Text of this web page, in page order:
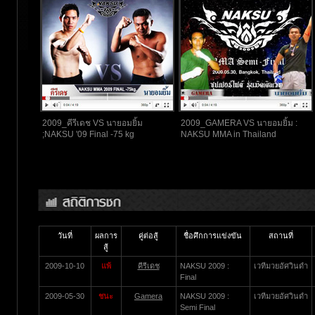
2009_คีรีเดช VS นายอมยิ้ม
;NAKSU '09 Final -75 kg
2009_GAMERA VS นายอมยิ้ม :
NAKSU MMA in Thailand
วันที่
ผลการ
สู้
คู่ต่อสู้ ชื่อศึกการแข่งขัน สถานที่
2009-10-10 แพ้ คีรีเดช
NAKSU 2009 :
Final
เวทีมวยอัศวินดำ
2009-05-30 ชนะ Gamera
NAKSU 2009 :
Semi Final
เวทีมวยอัศวินดำ